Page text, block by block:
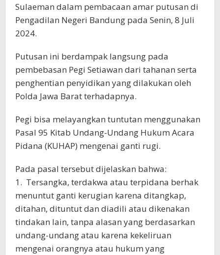
Sulaeman dalam pembacaan amar putusan di
Pengadilan Negeri Bandung pada Senin, 8 Juli
2024.
Putusan ini berdampak langsung pada
pembebasan Pegi Setiawan dari tahanan serta
penghentian penyidikan yang dilakukan oleh
Polda Jawa Barat terhadapnya.
Pegi bisa melayangkan tuntutan menggunakan
Pasal 95 Kitab Undang-Undang Hukum Acara
Pidana (KUHAP) mengenai ganti rugi.
Pada pasal tersebut dijelaskan bahwa:
1. Tersangka, terdakwa atau terpidana berhak
menuntut ganti kerugian karena ditangkap,
ditahan, dituntut dan diadili atau dikenakan
tindakan lain, tanpa alasan yang berdasarkan
undang-undang atau karena kekeliruan
mengenai orangnya atau hukum yang